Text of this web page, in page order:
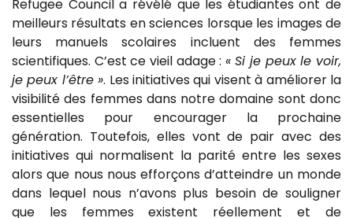
Refugee Council a révélé que les étudiantes ont de
meilleurs résultats en sciences lorsque les images de
leurs manuels scolaires incluent des femmes
scientifiques. C’est ce vieil adage : « Si je peux le voir,
je peux l’être ». Les initiatives qui visent à améliorer la
visibilité des femmes dans notre domaine sont donc
essentielles pour encourager la prochaine
génération. Toutefois, elles vont de pair avec des
initiatives qui normalisent la parité entre les sexes
alors que nous nous efforçons d’atteindre un monde
dans lequel nous n’avons plus besoin de souligner
que les femmes existent réellement et de